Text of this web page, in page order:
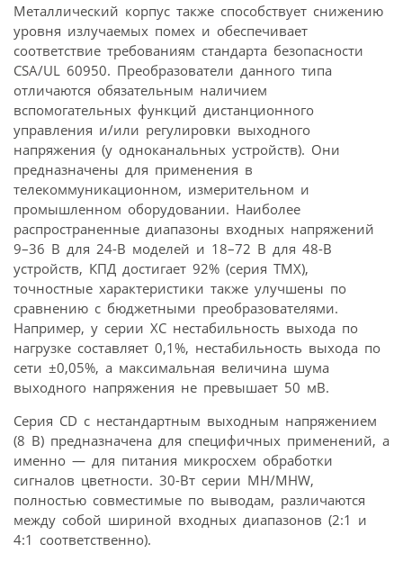
Металлический корпус также способствует снижению
уровня излучаемых помех и обеспечивает
соответствие требованиям стандарта безопасности
CSA/UL 60950. Преобразователи данного типа
отличаются обязательным наличием
вспомогательных функций дистанционного
управления и/или регулировки выходного
напряжения (у одноканальных устройств). Они
предназначены для применения в
телекоммуникационном, измерительном и
промышленном оборудовании. Наиболее
распространенные диапазоны входных напряжений
9–36 В для 24-В моделей и 18–72 В для 48-В
устройств, КПД достигает 92% (серия TMX),
точностные характеристики также улучшены по
сравнению с бюджетными преобразователями.
Например, у серии XC нестабильность выхода по
нагрузке составляет 0,1%, нестабильность выхода по
сети ±0,05%, а максимальная величина шума
выходного напряжения не превышает 50 мВ.
Серия CD с нестандартным выходным напряжением
(8 В) предназначена для специ­фичных применений, а
именно — для питания микросхем обработки
сигналов цветности. 30-Вт серии MH/MHW,
полностью совместимые по выводам, различаются
между собой шириной входных диапазонов (2:1 и
4:1 соответственно).